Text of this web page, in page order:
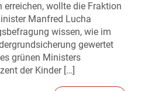
erreichen, wollte die Fraktion
Manfred Lucha
wissen, wie im
gewertet
grünen Ministers
der Kinder […]